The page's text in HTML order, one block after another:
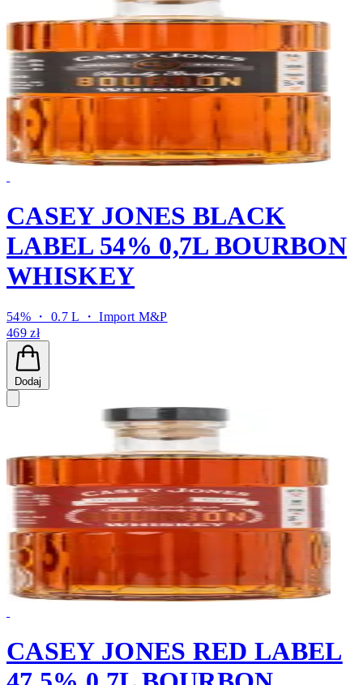
CASEY JONES BLACK
LABEL 54% 0,7L BOURBON
WHISKEY
54% ・ 0.7 L ・Import M&P
469 zł
Dodaj
CASEY JONES RED LABEL